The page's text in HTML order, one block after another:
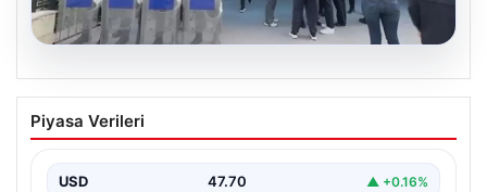
05.08.2026
Avcılar Belediyesi’ne operasyon. 12
şüpheli gözaltına alındı
Piyasa Verileri
USD 47.70 ▲ +0.16%